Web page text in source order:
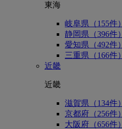
東海
岐阜県（155件）
静岡県（396件）
愛知県（492件）
三重県（166件）
近畿
近畿
滋賀県（134件）
京都府（256件）
大阪府（656件）